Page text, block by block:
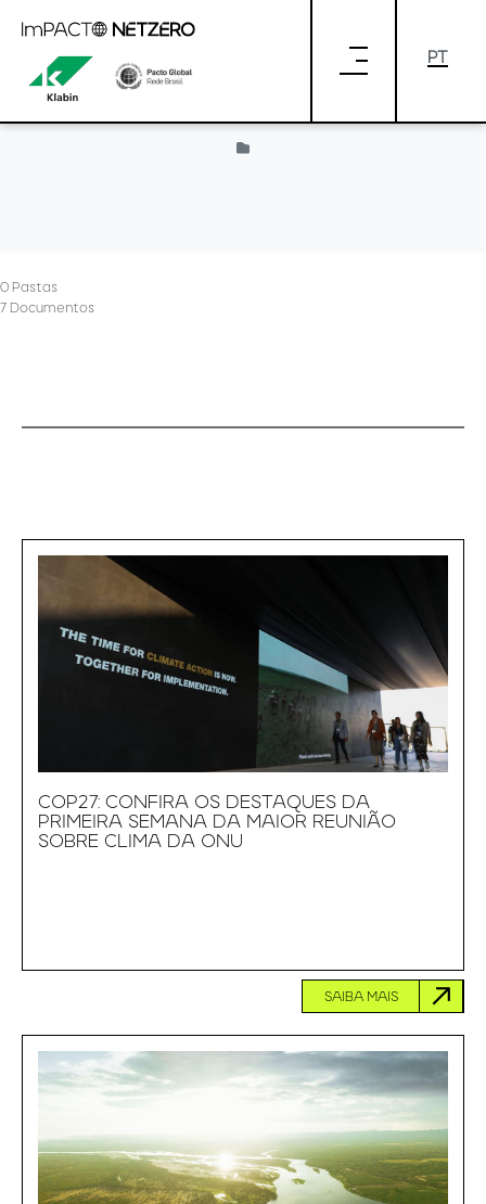
Provided by Liferay
0 Pastas
7 Documentos
COP27: CONFIRA OS DESTAQUES DA
PRIMEIRA SEMANA DA MAIOR REUNIÃO
SOBRE CLIMA DA ONU
SAIBA MAIS